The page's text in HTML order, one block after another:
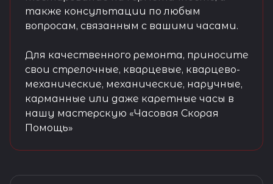
также консультации по любым
вопросам, связанным с вашими часами.
Для качественного ремонта, приносите
свои стрелочные, кварцевые, кварцево-
механические, механические, наручные,
карманные или даже каретные часы в
нашу мастерскую «Часовая Скорая
Помощь»